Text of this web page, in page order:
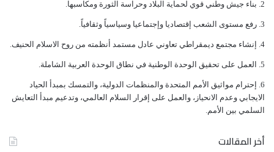
ﺑﻨﺎﺀ ﺟﻴﺶ ﻭﻃﻨﻲ ﻗﻮﻱ ﻟﺤﻤﺎﻳﺔ ﺍﻟﺒﻼﺩ ﻭﺣﺮﺍﺳﺔ ﺍﻟﺜﻮﺭﺓ ﻭﻣﻜﺎﺳﺒﻬﺎ.
ﺭﻓﻊ ﻣﺴﺘﻮﻯ ﺍﻟﺸﻌﺐ ﺇﻗﺘﺼﺎﺩﻳﺎ ﻭﺇﺟﺘﻤﺎﻋﻴﺎ ﻭﺳﻴﺎﺳﻴﺎً ﻭﺛﻘﺎﻓﻴﺎً.
ﺇﻧﺸﺎﺀ ﻣﺠﺘﻤﻊ ﺩﻳﻤﻘﺮﺍﻃﻲ ﺗﻌﺎﻭﻧﻲ ﻋﺎﺩﻝ ﻣﺴﺘﻤﺪ ﺃﻧﻈﻤﺘﻪ ﻣﻦ ﺭﻭﺡ ﺍﻻﺳﻼﻡ ﺍﻟﺤﻨﻴﻒ.
ﺍﻟﻌﻤﻞ ﻋﻠﻰ ﺗﺤﻘﻴﻖ ﺍﻟﻮﺣﺪﺓ ﺍﻟﻮﻃﻨﻴﺔ ﻓﻲ ﻧﻄﺎﻕ ﺍﻟﻮﺣﺪﺓ ﺍﻟﻌﺮﺑﻴﺔ ﺍﻟﺸﺎﻣﻠﺔ.
ﺇﺣﺘﺮﺍﻡ ﻣﻮﺍﺛﻴﻖ الأﻣﻢ ﺍﻟﻤﺘﺤﺪﺓ ﻭﺍﻟﻤﻨﻈﻤﺎﺕ ﺍﻟﺪﻭﻟﻴﺔ، ﻭﺍﻟﺘﻤﺴﻚ ﺑﻤﺒﺪﺃ ﺍﻟﺤﻴﺎﺩ
ﺍﻻﻳﺠﺎﺑﻲ ﻭﻋﺪﻡ ﺍﻻﻧﺤﻴﺎﺯ، ﻭﺍﻟﻌﻤﻞ ﻋﻠﻰ ﺇﻗﺮﺍﺭ ﺍﻟﺴﻼﻡ ﺍﻟﻌﺎﻟﻤﻲ، ﻭﺗﺪﻋﻴﻢ ﻣﺒﺪﺃ ﺍﻟﺘﻌﺎﻳﺶ
ﺍﻟﺴﻠﻤﻲ ﺑﻴﻦ ﺍﻷﻣﻢ.
أخر المقالات